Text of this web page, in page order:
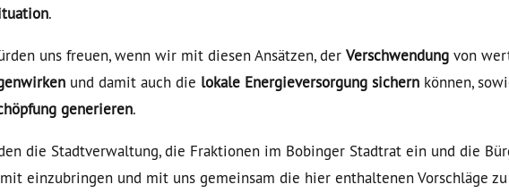
.
uns freuen, wenn wir mit diesen Ansätzen, der Verschwendung von
und damit auch die lokale Energieversorgung sichern können,
generieren.
die Stadtverwaltung, die Fraktionen im Bobinger Stadtrat ein und die
einzubringen und mit uns gemeinsam die hier enthaltenen Vorschläge